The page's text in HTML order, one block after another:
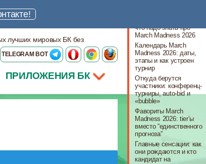
лучших мировых БК без
TELEGRAM BOT
ПРИЛОЖЕНИЯ БК
что надо знать про
March Madness 2026
Календарь March
Madness 2026: даты,
этапы и как устроен
турнир
Откуда берутся
участники: конференц-
турниры, auto-bid и
«bubble»
Фавориты March
Madness 2026: tier’ы
вместо “единственного
прогноза”
Главные сенсации: как
они рождаются и кто
кандидат на